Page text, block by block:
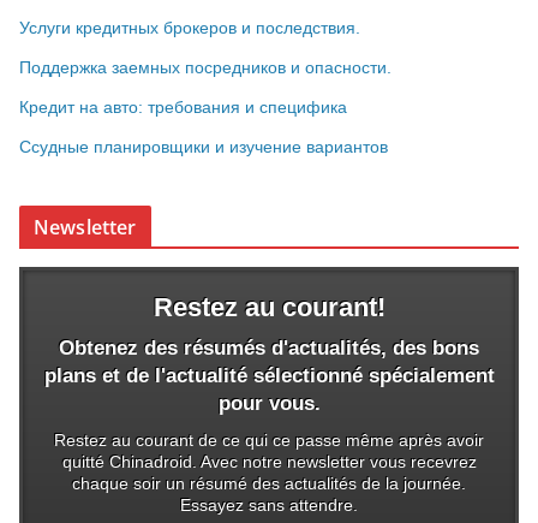
Услуги кредитных брокеров и последствия.
Поддержка заемных посредников и опасности.
Кредит на авто: требования и специфика
Ссудные планировщики и изучение вариантов
Newsletter
Restez au courant!
Obtenez des résumés d'actualités, des bons
plans et de l'actualité sélectionné spécialement
pour vous.
Restez au courant de ce qui ce passe même après avoir
quitté Chinadroid. Avec notre newsletter vous recevrez
chaque soir un résumé des actualités de la journée.
Essayez sans attendre.